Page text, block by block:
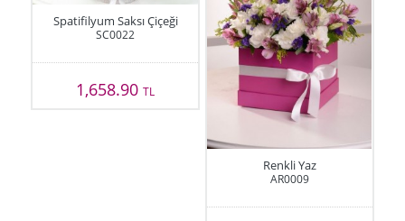
Spatifilyum Saksı Çiçeği
SC0022
1,658.90TL
Renkli Yaz
AR0009